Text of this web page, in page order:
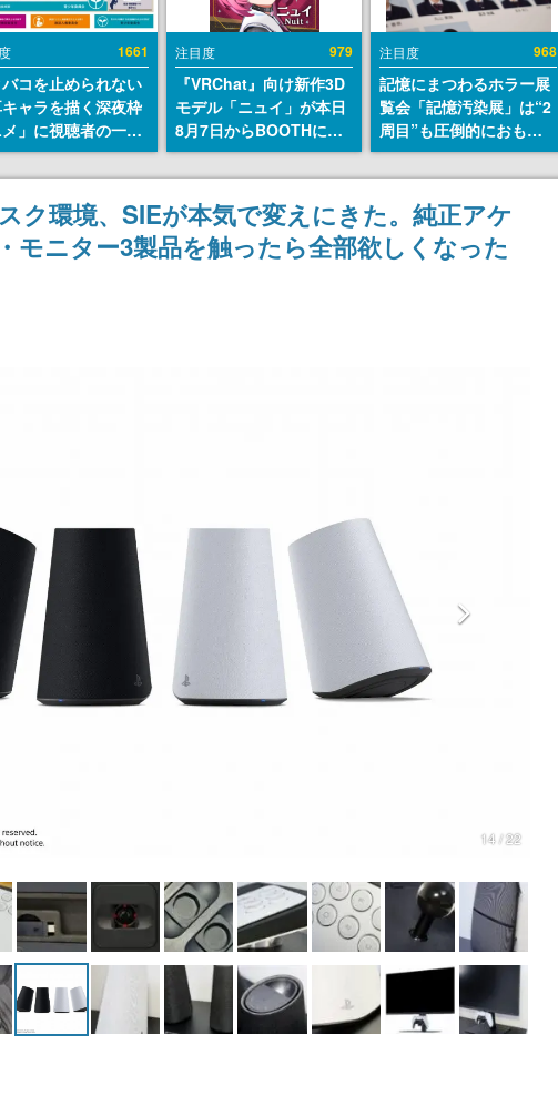
1661
バコを止められない
ャラを描く深夜枠
」に視聴者の一部
判意見。違法薬物
と思しき描写も含
、BPOが議論を交わ
注目度 979
『VRChat』向け新作3D
モデル「ニュイ」が本日
8月7日からBOOTHにて
発売。瞳に光る星や感情
豊かな表情が、小悪魔か
わいい
注目度 968
記憶にまつわるホラー展
覧会「記憶汚染展」は“2
周目”も圧倒的におもし
ろい。自分の記憶が“汚
染された”ことに気づい
た瞬間、展示の意味が変
わる。1周目はホラーと
して、2周目はミステリ
ク環境、SIEが本気で変えにきた。純正アケ
モニター3製品を触ったら全部欲しくなった
14 / 22